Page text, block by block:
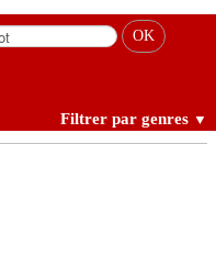
Filtrer par genres ▼